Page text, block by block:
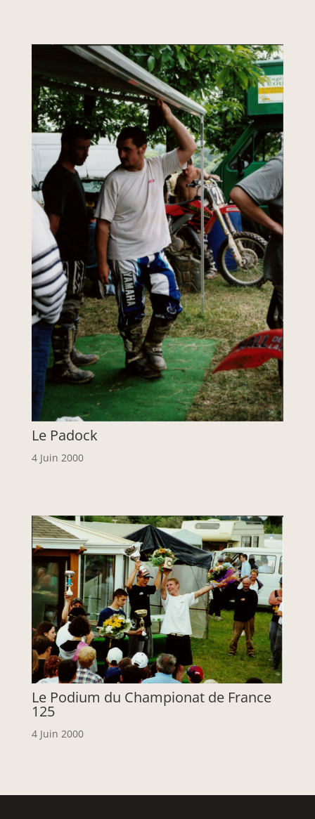
Le Padock
4 Juin 2000
Le Podium du Championat de France
125
4 Juin 2000